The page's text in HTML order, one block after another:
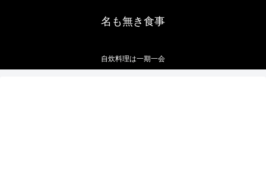
名も無き食事
自炊料理は一期一会